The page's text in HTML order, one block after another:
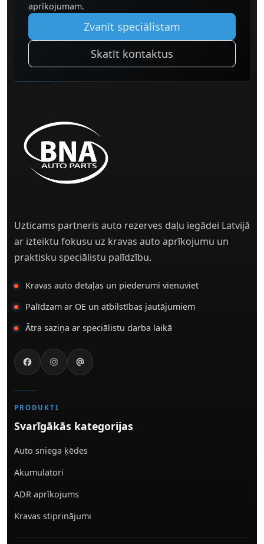
aprīkojumam.
Zvanīt speciālistam
Skatīt kontaktus
Uzticams partneris auto rezerves daļu iegādei Latvijā
ar izteiktu fokusu uz kravas auto aprīkojumu un
praktisku speciālistu palīdzību.
Kravas auto detaļas un piederumi vienuviet
Palīdzam ar OE un atbilstības jautājumiem
Ātra saziņa ar speciālistu darba laikā
PRODUKTI
Svarīgākās kategorijas
Auto sniega ķēdes
Akumulatori
ADR aprīkojums
Kravas stiprinājumi